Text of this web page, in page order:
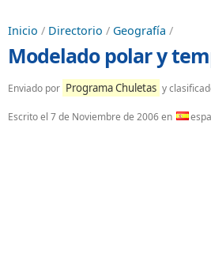
Inicio / Directorio / Geografía /
Modelado polar y
Enviado por Programa Chuletas y
Escrito el 7 de Noviembre de 2006en